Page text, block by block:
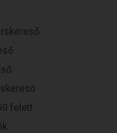
felett